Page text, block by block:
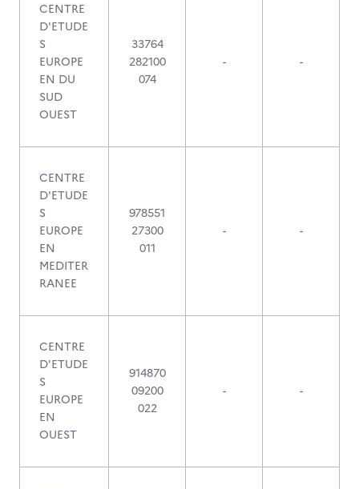
CENTRE
D'ETUDE
S
EUROPE
EN DU
SUD
OUEST
33764
282100
074
- -
CENTRE
D'ETUDE
S
EUROPE
EN
MEDITER
RANEE
978551
27300
011
- -
CENTRE
D'ETUDE
S
EUROPE
EN
OUEST
914870
09200
022
- -